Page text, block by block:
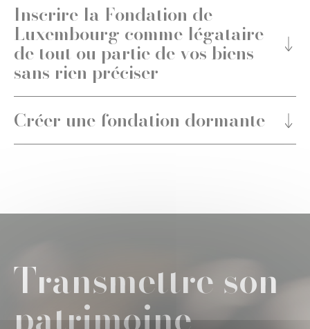
Inscrire la Fondation de
Luxembourg comme légataire
de tout ou partie de vos biens
sans rien préciser
Créer une fondation dormante
Transmettre son